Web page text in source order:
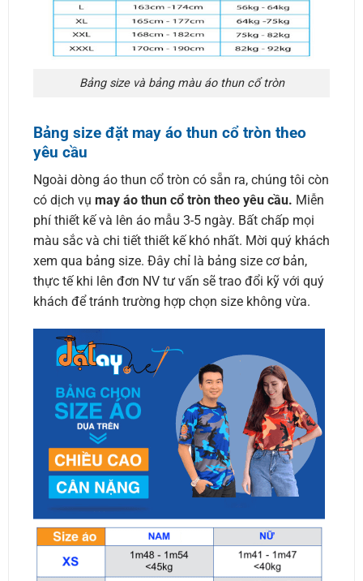
Bảng size và bảng màu áo thun cổ tròn
Bảng size đặt may áo thun cổ tròn theo
yêu cầu
Ngoài dòng áo thun cổ tròn có sẵn ra, chúng tôi còn
có dịch vụ may áo thun cổ tròn theo yêu cầu. Miễn
phí thiết kế và lên áo mẫu 3-5 ngày. Bất chấp mọi
màu sắc và chi tiết thiết kế khó nhất. Mời quý khách
xem qua bảng size. Đây chỉ là bảng size cơ bản,
thực tế khi lên đơn NV tư vấn sẽ trao đổi kỹ với quý
khách để tránh trường hợp chọn size không vừa.